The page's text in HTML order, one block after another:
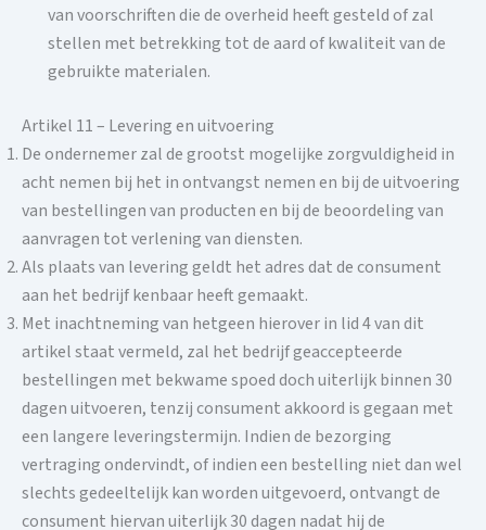
van voorschriften die de overheid heeft gesteld of zal
stellen met betrekking tot de aard of kwaliteit van de
gebruikte materialen.
Artikel 11 – Levering en uitvoering
De ondernemer zal de grootst mogelijke zorgvuldigheid in
acht nemen bij het in ontvangst nemen en bij de uitvoering
van bestellingen van producten en bij de beoordeling van
aanvragen tot verlening van diensten.
Als plaats van levering geldt het adres dat de consument
aan het bedrijf kenbaar heeft gemaakt.
Met inachtneming van hetgeen hierover in lid 4 van dit
artikel staat vermeld, zal het bedrijf geaccepteerde
bestellingen met bekwame spoed doch uiterlijk binnen 30
dagen uitvoeren, tenzij consument akkoord is gegaan met
een langere leveringstermijn. Indien de bezorging
vertraging ondervindt, of indien een bestelling niet dan wel
slechts gedeeltelijk kan worden uitgevoerd, ontvangt de
consument hiervan uiterlijk 30 dagen nadat hij de